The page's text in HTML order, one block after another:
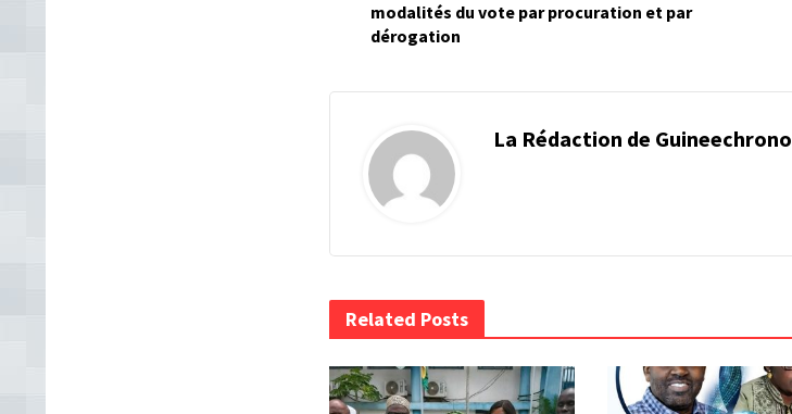
modalités du vote par procuration et par
dérogation
La Rédaction de Guineechrono
Related Posts